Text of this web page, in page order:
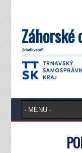
Záhorské